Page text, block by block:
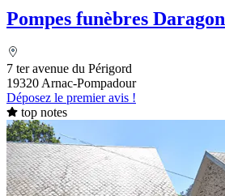
Pompes funèbres Daragon
7 ter avenue du Périgord
19320 Arnac-Pompadour
Déposez le premier avis !
top notes